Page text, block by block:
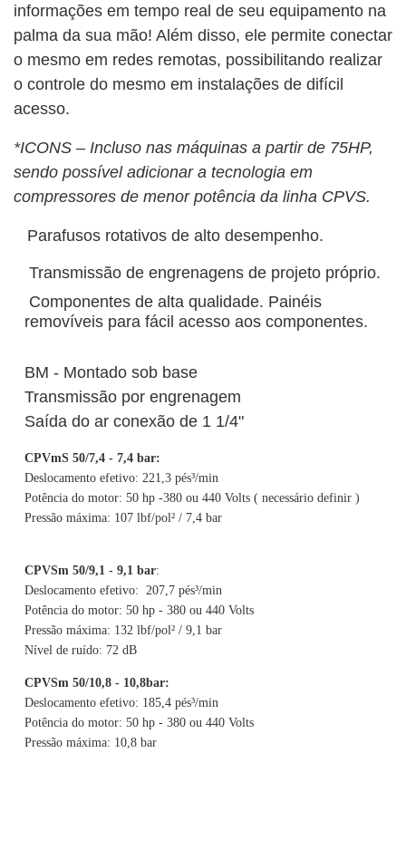
informações em tempo real de seu equipamento na
palma da sua mão! Além disso, ele permite conectar
o mesmo em redes remotas, possibilitando realizar
o controle do mesmo em instalações de difícil
acesso.
*ICONS – Incluso nas máquinas a partir de 75HP,
sendo possível adicionar a tecnologia em
compressores de menor potência da linha CPVS.
Parafusos rotativos de alto desempenho.
Transmissão de engrenagens de projeto próprio.
Componentes de alta qualidade. Painéis
removíveis para fácil acesso aos componentes.
BM - Montado sob base
Transmissão por engrenagem
Saída do ar conexão de 1 1/4"
CPVmS 50/7,4 - 7,4 bar:
Deslocamento efetivo: 221,3 pés³/min
Potência do motor: 50 hp -380 ou 440 Volts ( necessário definir )
Pressão máxima: 107 lbf/pol² / 7,4 bar
CPVSm 50/9,1 - 9,1 bar:
Deslocamento efetivo: 207,7 pés³/min
Potência do motor: 50 hp - 380 ou 440 Volts
Pressão máxima: 132 lbf/pol² / 9,1 bar
Nível de ruído: 72 dB
CPVSm 50/10,8 - 10,8bar:
Deslocamento efetivo: 185,4 pés³/min
Potência do motor: 50 hp - 380 ou 440 Volts
Pressão máxima: 10,8 bar